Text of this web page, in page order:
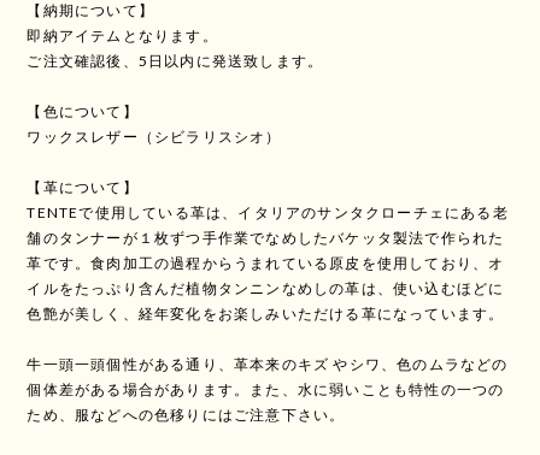
【納期について】
即納アイテムとなります。
ご注文確認後、5日以内に発送致します。
【色について】
ワックスレザー（シビラリスシオ）
【革について】
TENTEで使用している革は、イタリアのサンタクローチェにある老
舗のタンナーが１枚ずつ手作業でなめしたバケッタ製法で作られた
革です。食肉加工の過程からうまれている原皮を使用しており、オ
イルをたっぷり含んだ植物タンニンなめしの革は、使い込むほどに
色艶が美しく、経年変化をお楽しみいただける革になっています。
牛一頭一頭個性がある通り、革本来のキズ やシワ、色のムラなどの
個体差がある場合があります。また、水に弱いことも特性の一つの
ため、服などへの色移りにはご注意下さい。